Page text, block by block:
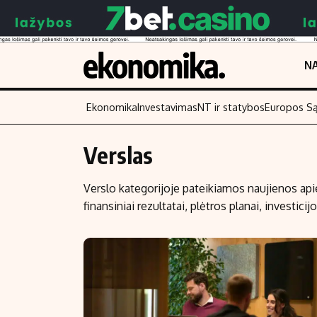
Turinys
Naujienos
Verslas
Ekonomika
Finansai
Žemės ūkis
Technologijos
Laisvalaikis
EkonomikaInvestavimasNT ir statybosEuropos
Verslas
Verslo kategorijoje pateikiamos naujienos
finansiniai rezultatai, plėtros planai,